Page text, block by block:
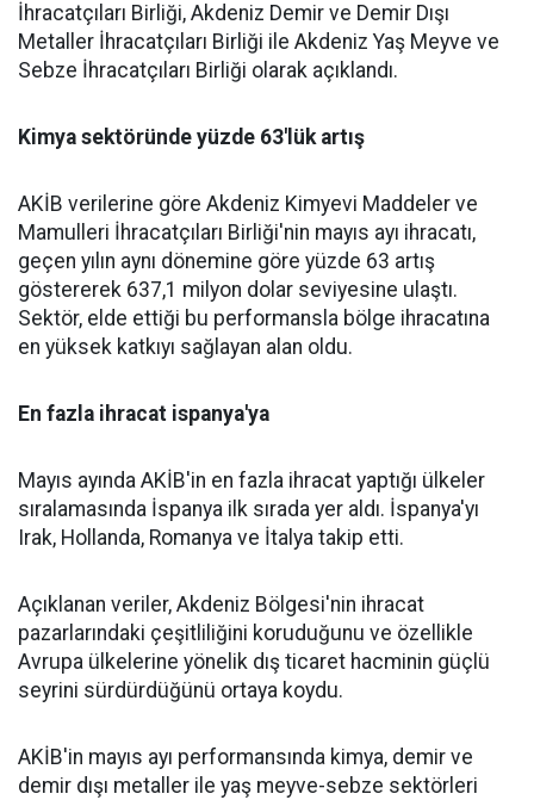
İhracatçıları Birliği, Akdeniz Demir ve Demir Dışı
Metaller İhracatçıları Birliği ile Akdeniz Yaş Meyve ve
Sebze İhracatçıları Birliği olarak açıklandı.
Kimya sektöründe yüzde 63'lük artış
AKİB verilerine göre Akdeniz Kimyevi Maddeler ve
Mamulleri İhracatçıları Birliği'nin mayıs ayı ihracatı,
geçen yılın aynı dönemine göre yüzde 63 artış
göstererek 637,1 milyon dolar seviyesine ulaştı.
Sektör, elde ettiği bu performansla bölge ihracatına
en yüksek katkıyı sağlayan alan oldu.
En fazla ihracat ispanya'ya
Mayıs ayında AKİB'in en fazla ihracat yaptığı ülkeler
sıralamasında İspanya ilk sırada yer aldı. İspanya'yı
Irak, Hollanda, Romanya ve İtalya takip etti.
Açıklanan veriler, Akdeniz Bölgesi'nin ihracat
pazarlarındaki çeşitliliğini koruduğunu ve özellikle
Avrupa ülkelerine yönelik dış ticaret hacminin güçlü
seyrini sürdürdüğünü ortaya koydu.
AKİB'in mayıs ayı performansında kimya, demir ve
demir dışı metaller ile yaş meyve-sebze sektörleri